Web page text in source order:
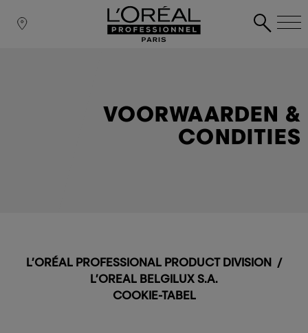
VOORWAARDEN &
CONDITIES
L’ORÉAL PROFESSIONAL PRODUCT DIVISION /
L’OREAL BELGILUX S.A.
COOKIE-TABEL